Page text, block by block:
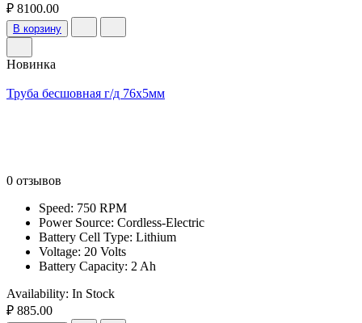
₽ 8100.00
В корзину
Новинка
Труба бесшовная г/д 76х5мм
0 отзывов
Speed: 750 RPM
Power Source: Cordless-Electric
Battery Cell Type: Lithium
Voltage: 20 Volts
Battery Capacity: 2 Ah
Availability: In Stock
₽ 885.00